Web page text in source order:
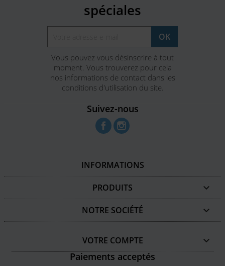
spéciales
Vous pouvez vous désinscrire à tout
moment. Vous trouverez pour cela
nos informations de contact dans les
conditions d'utilisation du site.
Suivez-nous
Facebook
INFORMATIONS
PRODUITS 
NOTRE SOCIÉTÉ 
VOTRE COMPTE

Paiements acceptés